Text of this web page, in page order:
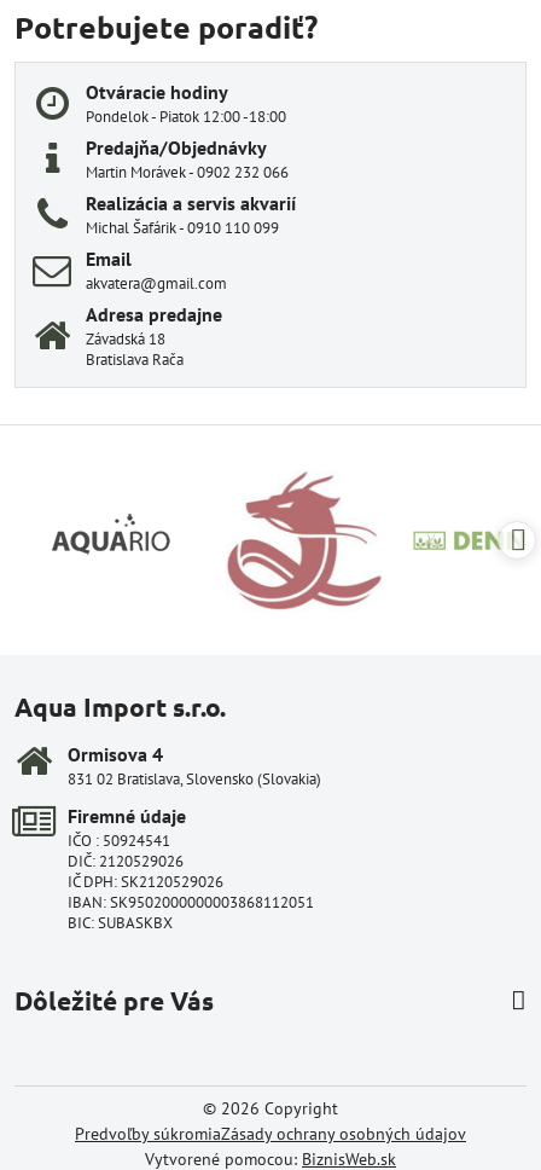
Potrebujete poradiť?
Otváracie hodiny
Pondelok - Piatok 12:00 -18:00
Predajňa/Objednávky
Martin Morávek - 0902 232 066
Realizácia a servis akvarií
Michal Šafárik - 0910 110 099
Email
akvatera@gmail.com
Adresa predajne
Závadská 18
Bratislava Rača
Aqua Import s.r.o.
Ormisova 4
831 02 Bratislava, Slovensko (Slovakia)
Firemné údaje
IČO : 50924541
DIČ: 2120529026
IČ DPH: SK2120529026
IBAN: SK9502000000003868112051
BIC: SUBASKBX
Dôležité pre Vás
© 2026 Copyright
Predvoľby súkromiaZásady ochrany osobných údajov
Vytvorené pomocou: BiznisWeb.sk